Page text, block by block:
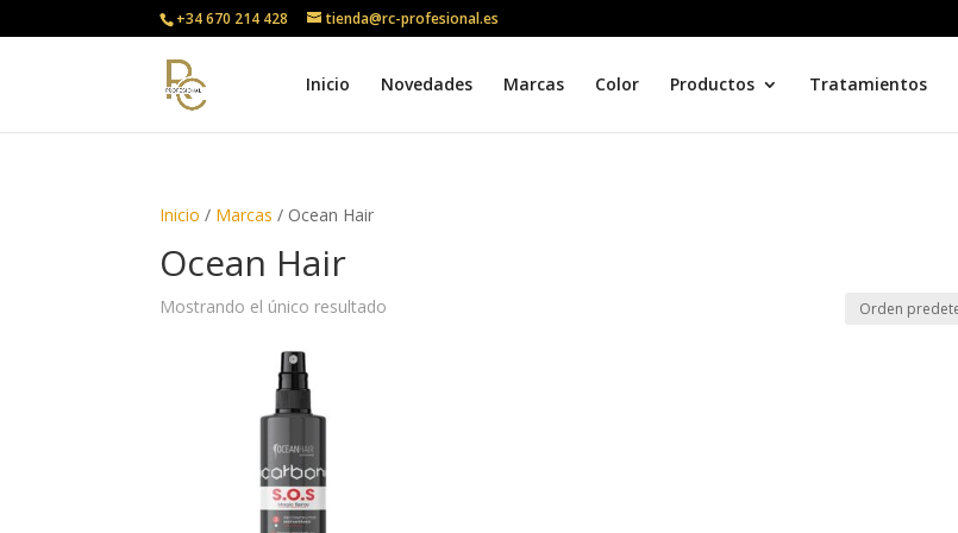
+34 670 214 428 tienda@rc-profesional.es
Inicio Novedades Marcas Color Productos Tratamientos
Inicio / Marcas / Ocean Hair
Ocean Hair
Mostrando el único resultado